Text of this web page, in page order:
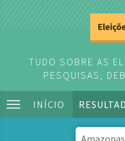
TUDO SOBRE AS
PESQUISAS,
INÍCIO